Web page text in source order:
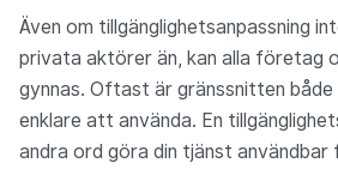
Även om tillgänglighetsanpassning
privata aktörer än, kan alla företag
gynnas. Oftast är gränssnitten både
enklare att använda. En
andra ord göra din tjänst